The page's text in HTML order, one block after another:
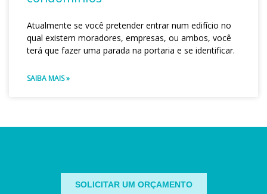
Atualmente se você pretender entrar num edifício no
qual existem moradores, empresas, ou ambos, você
terá que fazer uma parada na portaria e se identificar.
SAIBA MAIS »
SOLICITAR UM ORÇAMENTO